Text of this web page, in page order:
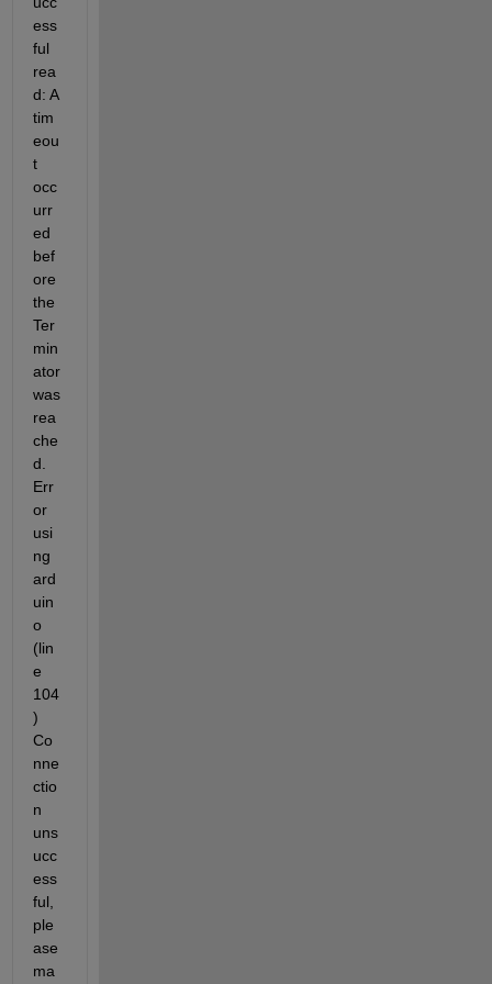
ess
ful
rea
d: A
tim
eou
t
occ
urr
ed
bef
ore
the
Ter
min
ator
was
rea
che
d.
Err
or
usi
ng
ard
uin
o
(lin
e
104
)
Co
nne
ctio
n
uns
ucc
ess
ful,
ple
ase
ma